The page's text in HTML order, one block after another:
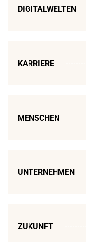
DIGITALWELTEN
KARRIERE
MENSCHEN
UNTERNEHMEN
ZUKUNFT